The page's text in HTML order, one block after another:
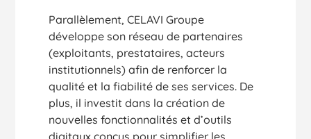
Parallèlement, CELAVI Groupe
développe son réseau de partenaires
(exploitants, prestataires, acteurs
institutionnels) afin de renforcer la
qualité et la fiabilité de ses services. De
plus, il investit dans la création de
nouvelles fonctionnalités et d’outils
digitaux conçus pour simplifier les